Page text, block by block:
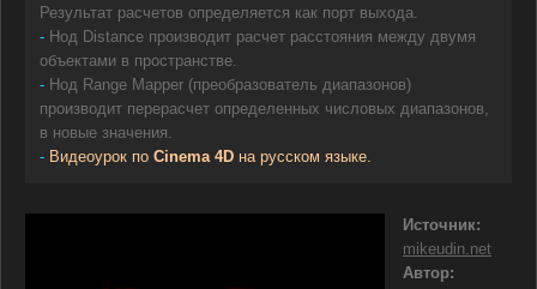
Результат расчетов определяется как порт выхода.
- Нод Distance производит расчет расстояния между двумя
объектами в пространстве.
- Нод Range Mapper (преобразователь диапазонов)
производит перерасчет определенных числовых диапазонов,
в новые значения.
- Видеоурок по Cinema 4D на русском языке.
Источник:
mikeudin.net
Автор: